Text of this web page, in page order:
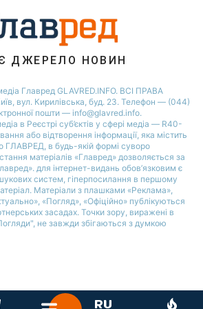
ДЖЕРЕЛО НОВИН
Главред GLAVRED.INFO. ВСІ ПРАВА
вул. Кирилівська, буд. 23. Телефон — (044)
пошти — info@glavred.info.
в Реєстрі суб’єктів у сфері медіа — R40-
або відтворення інформації, яка містить
ГЛАВРЕД, в будь-якій формi суворо
матеріалів «Главред» дозволяється за
для інтернет-видань обов’язковим є
систем, гіперпосилання в першому
Матеріали з плашками «Реклама»,
«Погляд», «Офіційно» публікуються
засадах. Точки зору, виражені в
не завжди збігаються з думкою